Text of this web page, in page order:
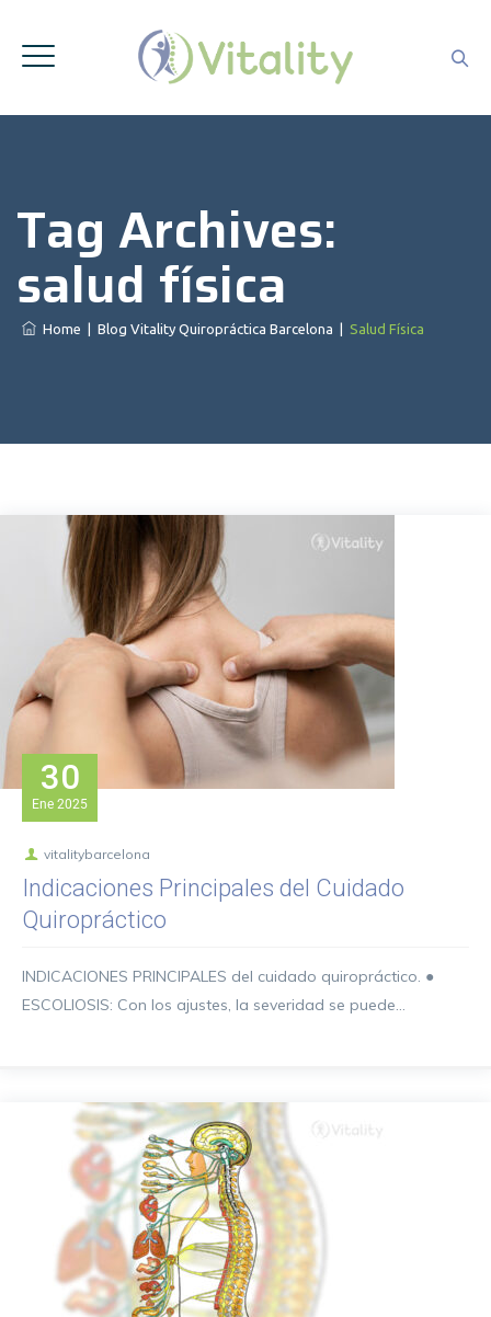
Tag Archives:
salud física
Home Blog Vitality Quiropráctica Barcelona Salud Física
30
Ene 2025
vitalitybarcelona
Indicaciones Principales del Cuidado
Quiropráctico
INDICACIONES PRINCIPALES del cuidado quiropráctico. ●
ESCOLIOSIS: Con los ajustes, la severidad se puede...